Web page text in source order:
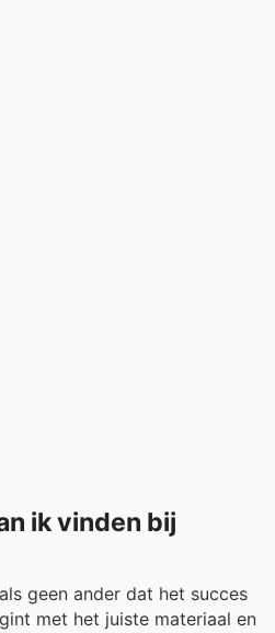
ik vinden bij
geen ander dat het succes
met het juiste materiaal en